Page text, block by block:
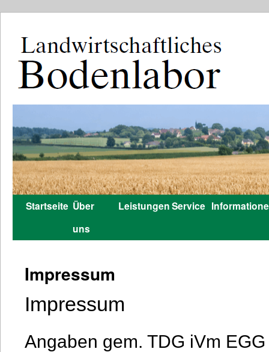
Zum
Startseite Über
uns
LeistungenService
Impressum
Impressum
Angaben gem. TDG iVm EGG